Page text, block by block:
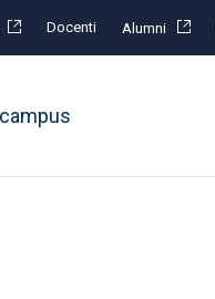
Docenti Alumni